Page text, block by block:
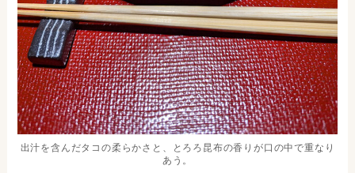
出汁を含んだタコの柔らかさと、とろろ昆布の香りが口の中で重なり
あう。